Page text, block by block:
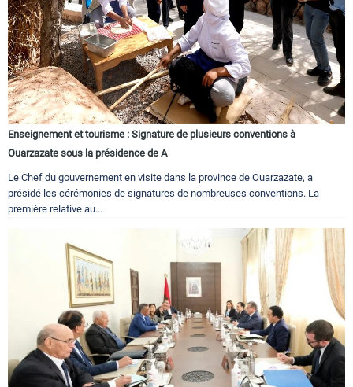
Enseignement et tourisme : Signature de plusieurs conventions à
Ouarzazate sous la présidence de A
Le Chef du gouvernement en visite dans la province de Ouarzazate, a
présidé les cérémonies de signatures de nombreuses conventions. La
première relative au...